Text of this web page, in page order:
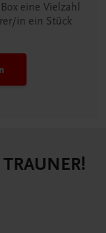
eine Vielzahl
in ein Stück